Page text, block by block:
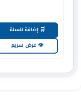
🛒 إضافة للسلة
👁 عرض سريع